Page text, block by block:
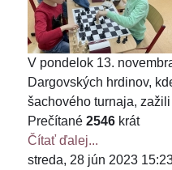
V pondelok 13.
Dargovských hrdinov,
šachového turnaja,
Prečítané 2546 krát
Čítať ďalej...
streda, 28 jún 2023